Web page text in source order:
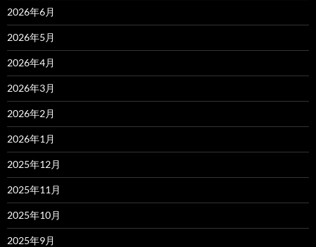
2026年6月
2026年5月
2026年4月
2026年3月
2026年2月
2026年1月
2025年12月
2025年11月
2025年10月
2025年9月